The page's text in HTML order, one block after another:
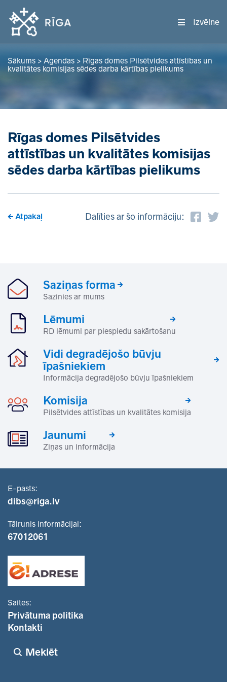
Izvēlne
Sākums > Agendas > Rīgas domes Pilsētvides attīstības un
kvalitātes komisijas sēdes darba kārtības pielikums
Rīgas domes Pilsētvides
attīstības un kvalitātes komisijas
sēdes darba kārtības pielikums
Atpakaļ Dalīties ar šo informāciju:
Saziņas forma
Sazinies ar mums
Lēmumi
RD lēmumi par piespiedu sakārtošanu
Vidi degradējošo būvju
īpašniekiem
Informācija degradējošo būvju īpašniekiem
Komisija
Pilsētvides attīstības un kvalitātes komisija
Jaunumi
Ziņas un informācija
E-pasts:
dibs@riga.lv
Tālrunis informācijai:
67012061
Saites:
Privātuma politika
Kontakti
Meklēt